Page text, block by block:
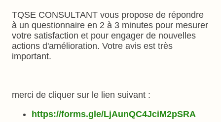
TQSE CONSULTANT vous propose de répondre
à un questionnaire en 2 à 3 minutes pour mesurer
votre satisfaction et pour engager de nouvelles
actions d'amélioration. Votre avis est très
important.
merci de cliquer sur le lien suivant :
https://forms.gle/LjAunQC4JciM2pSRA